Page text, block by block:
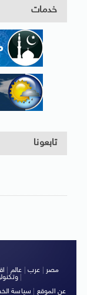
خدمات
تابعونا
مصر عرب عالم
|
عن الموقع
سياسة